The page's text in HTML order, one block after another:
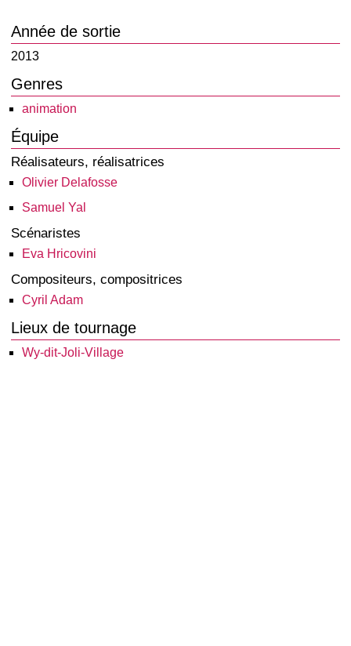
Année de sortie
2013
Genres
animation
Équipe
Réalisateurs, réalisatrices
Olivier Delafosse
Samuel Yal
Scénaristes
Eva Hricovini
Compositeurs, compositrices
Cyril Adam
Lieux de tournage
Wy-dit-Joli-Village